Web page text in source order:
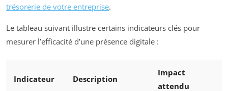
trésorerie de votre entreprise.
Le tableau suivant illustre certains indicateurs clés pour
mesurer l’efficacité d’une présence digitale :
Indicateur Description
Impact
attendu